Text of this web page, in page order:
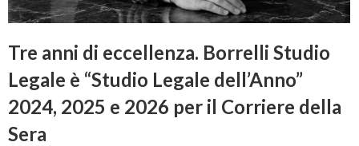
Tre anni di eccellenza. Borrelli Studio
Legale è “Studio Legale dell’Anno”
2024, 2025 e 2026 per il Corriere della
Sera